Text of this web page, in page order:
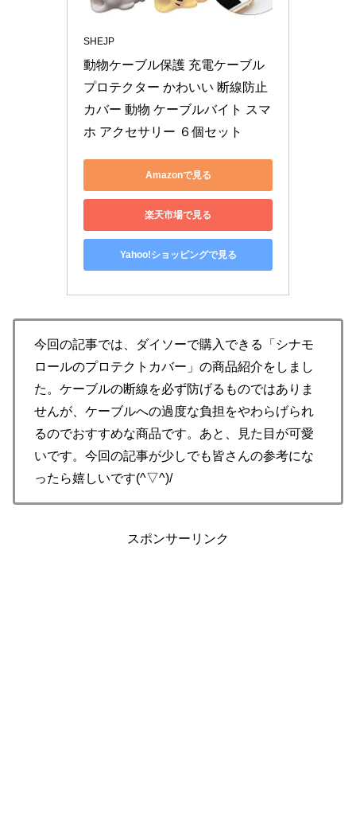
SHEJP
動物ケーブル保護 充電ケーブル
プロテクター かわいい 断線防止
カバー 動物 ケーブルバイト スマ
ホ アクセサリー ６個セット
Amazonで見る
楽天市場で見る
Yahoo!ショッピングで見る
今回の記事では、ダイソーで購入できる「シナモ
ロールのプロテクトカバー」の商品紹介をしまし
た。ケーブルの断線を必ず防げるものではありま
せんが、ケーブルへの過度な負担をやわらげられ
るのでおすすめな商品です。あと、見た目が可愛
いです。今回の記事が少しでも皆さんの参考にな
ったら嬉しいです(^▽^)/
スポンサーリンク